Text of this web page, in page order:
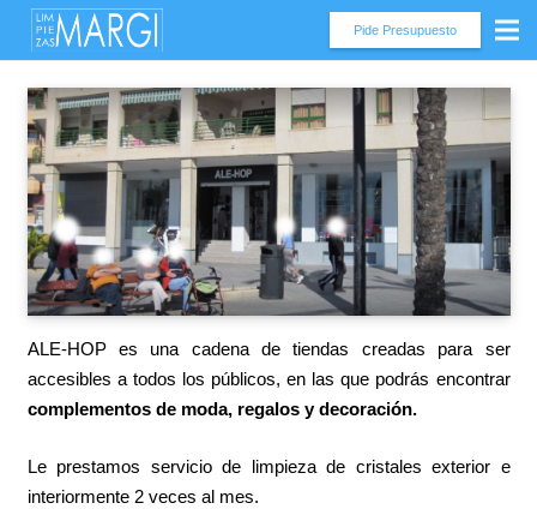
Pide Presupuesto
ALE-HOP es una cadena de tiendas creadas para ser
accesibles a todos los públicos, en las que podrás encontrar
complementos de moda, regalos y decoración.
Le prestamos servicio de limpieza de cristales exterior e
interiormente 2 veces al mes.